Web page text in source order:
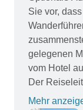
Sie vor,
gelegenen
vom Hotel
Der
begleiten,
Mehr